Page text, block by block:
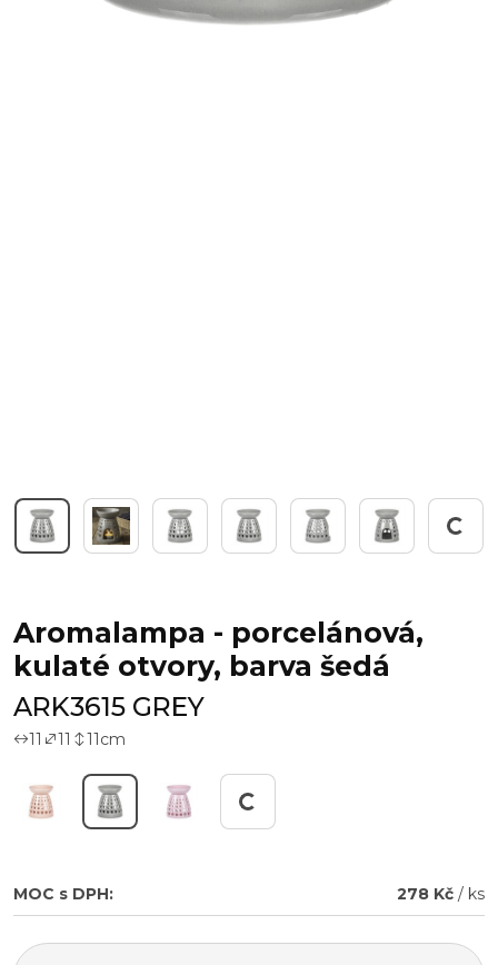
Pracuji...
Aromalampa - porcelánová,
kulaté otvory, barva šedá
ARK3615 GREY
11 11 11cm
Pracuji...
MOC s DPH: 278 Kč / ks